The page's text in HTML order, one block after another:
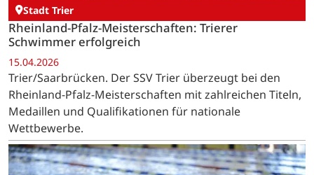
Stadt Trier
Rheinland-Pfalz-Meisterschaften: Trierer
Schwimmer erfolgreich
15.04.2026
Trier/Saarbrücken. Der SSV Trier überzeugt bei den
Rheinland-Pfalz-Meisterschaften mit zahlreichen Titeln,
Medaillen und Qualifikationen für nationale
Wettbewerbe.